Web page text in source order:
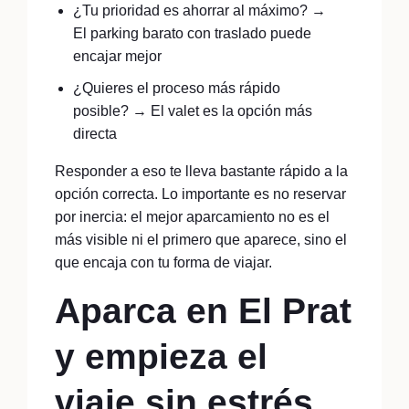
¿Tu prioridad es ahorrar al máximo? →
El parking barato con traslado puede
encajar mejor
¿Quieres el proceso más rápido
posible? → El valet es la opción más
directa
Responder a eso te lleva bastante rápido a la
opción correcta. Lo importante es no reservar
por inercia: el mejor aparcamiento no es el
más visible ni el primero que aparece, sino el
que encaja con tu forma de viajar.
Aparca en El Prat
y empieza el